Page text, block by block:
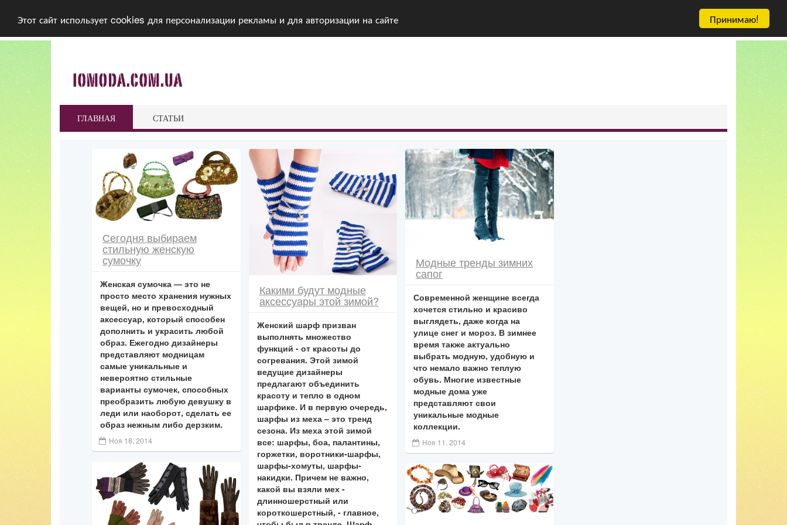
Принимаю!
Этот сайт использует cookies для персонализации рекламы и для авторизации на сайте
ГЛАВНАЯ СТАТЬИ
Сегодня выбираем
стильную женскую
сумочку
Женская сумочка — это не
просто место хранения нужных
вещей, но и превосходный
аксессуар, который способен
дополнить и украсить любой
образ. Ежегодно дизайнеры
представляют модницам
самые уникальные и
невероятно стильные
варианты сумочек, способных
преобразить любую девушку в
леди или наоборот, сделать ее
образ нежным либо дерзким.
Ноя 18, 2014
Какими будут модные
аксессуары этой зимой?
Женский шарф призван
выполнять множество
функций - от красоты до
согревания. Этой зимой
ведущие дизайнеры
предлагают объединить
красоту и тепло в одном
шарфике. И в первую очередь,
шарфы из меха – это тренд
сезона. Из меха этой зимой
все: шарфы, боа, палантины,
горжетки, воротники-шарфы,
шарфы-хомуты, шарфы-
накидки. Причем не важно,
какой вы взяли мех -
длинношерстный или
короткошерстный, - главное,
Модные тренды зимних
сапог
Современной женщине всегда
хочется стильно и красиво
выглядеть, даже когда на
улице снег и мороз. В зимнее
время также актуально
выбрать модную, удобную и
что немало важно теплую
обувь. Многие известные
модные дома уже
представляют свои
уникальные модные
коллекции.
Ноя 11, 2014